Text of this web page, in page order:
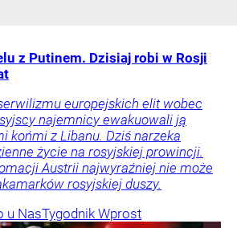
z Putinem. Dzisiaj robi w Rosji
europejskich elit wobec
najemnicy ewakuowali ją
końmi z Libanu. Dziś narzeka
życie na rosyjskiej prowincji.
Austrii najwyraźniej nie może
rosyjskiej duszy.
u NasTygodnik Wprost